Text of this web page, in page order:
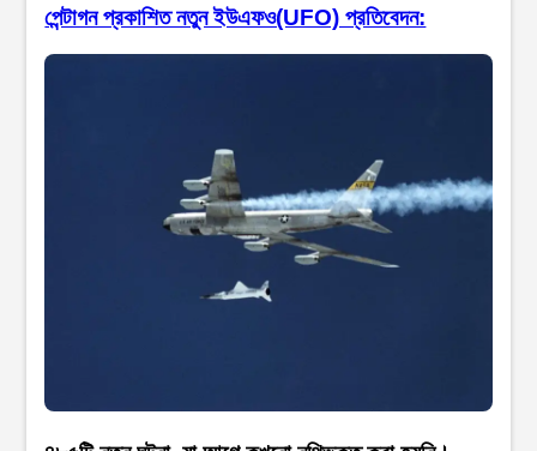
পেন্টাগন প্রকাশিত নতুন ইউএফও(UFO) প্রতিবেদন: